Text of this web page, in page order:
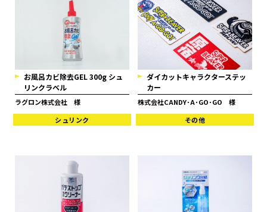
お風呂カビ除去GEL 300g シュ
リンクラベル
ラグロン株式会社 様
シュリンク
ダイカットキャラクターステッ
カー
株式会社CANDY･A･GO･GO 様
その他